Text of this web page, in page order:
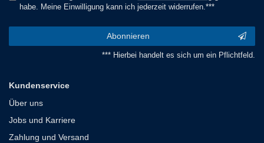
habe. Meine Einwilligung kann ich jederzeit widerrufen.***
Abonnieren
*** Hierbei handelt es sich um ein Pflichtfeld.
Kundenservice
Über uns
Jobs und Karriere
Zahlung und Versand